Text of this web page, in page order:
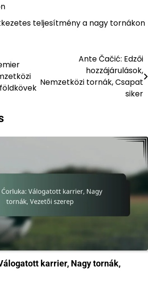
teljesítmény a nagy tornákon
Ante Čačić: Edzői
hozzájárulások,
Nemzetközi tornák, Csapat
siker
karrier, Nagy tornák,